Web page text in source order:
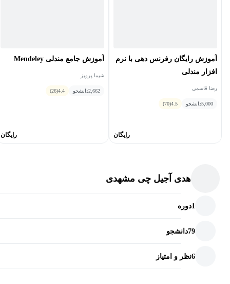
آموزش رایگان رفرنس دهی با نرم
افزار مندلی
رضا قاسمی
5,000دانشجو 4.5
(70)
رایگان
آموزش جامع مندلی Mendeley
شیما پرویز
2,662دانشجو 4.4
(26)
رایگان
هدی آجیل چی مشهدی
1دوره
79دانشجو
6نظر و امتیاز